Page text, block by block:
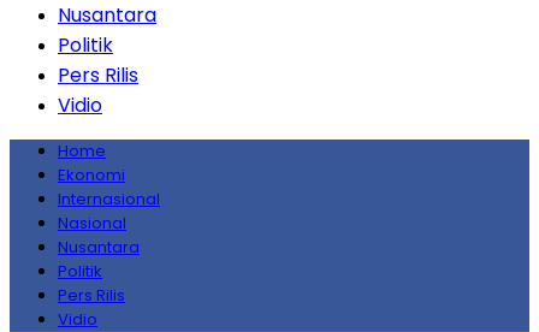
Nusantara
Politik
Pers Rilis
Vidio
Home
Ekonomi
Internasional
Nasional
Nusantara
Politik
Pers Rilis
Vidio